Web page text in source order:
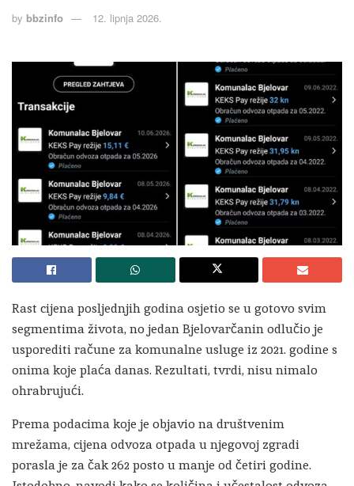
by bbzinfo 12. lipnja 2026.
Rast cijena posljednjih godina osjetio se u gotovo svim
segmentima života, no jedan Bjelovarčanin odlučio je
usporediti račune za komunalne usluge iz 2021. godine s
onima koje plaća danas. Rezultati, tvrdi, nisu nimalo
ohrabrujući.
Prema podacima koje je objavio na društvenim
mrežama, cijena odvoza otpada u njegovoj zgradi
porasla je za čak 262 posto u manje od četiri godine.